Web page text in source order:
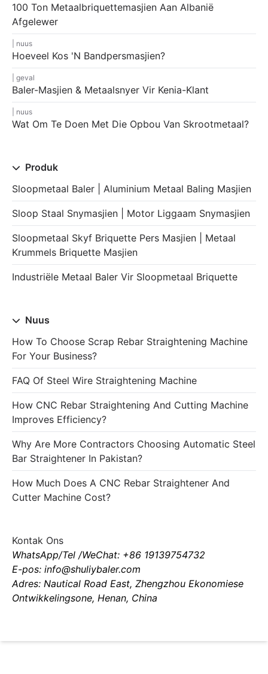
100 Ton Metaalbriquettemasjien Aan Albanië
Afgelewer
nuus
Hoeveel Kos 'n Bandpersmasjien?
geval
Baler-Masjien & Metaalsnyer Vir Kenia-Klant
nuus
Wat Om Te Doen Met Die Opbou Van Skrootmetaal?
Produk
Sloopmetaal Baler | Aluminium Metaal Baling Masjien
Sloop Staal Snymasjien | Motor Liggaam Snymasjien
Sloopmetaal Skyf Briquette Pers Masjien | Metaal
Krummels Briquette Masjien
Industriële Metaal Baler Vir Sloopmetaal Briquette
Nuus
How To Choose Scrap Rebar Straightening Machine
For Your Business?
FAQ Of Steel Wire Straightening Machine
How CNC Rebar Straightening And Cutting Machine
Improves Efficiency?
Why Are More Contractors Choosing Automatic Steel
Bar Straightener In Pakistan?
How Much Does A CNC Rebar Straightener And
Cutter Machine Cost?
Kontak Ons
WhatsApp/Tel /WeChat: +86 19139754732
E-pos: info@shuliybaler.com
Adres: Nautical Road East, Zhengzhou Ekonomiese
Ontwikkelingsone, Henan, China